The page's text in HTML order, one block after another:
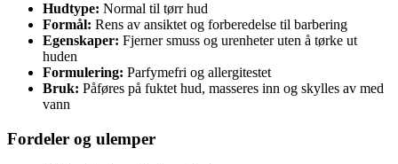
Hudtype: Normal til tørr hud
Formål: Rens av ansiktet og forberedelse til barbering
Egenskaper: Fjerner smuss og urenheter uten å tørke ut
huden
Formulering: Parfymefri og allergitestet
Bruk: Påføres på fuktet hud, masseres inn og skylles av med
vann
Fordeler og ulemper